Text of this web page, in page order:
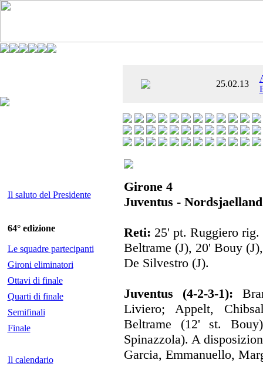
25.02.13
Il saluto del Presidente
64° edizione
Le squadre partecipanti
Gironi eliminatori
Ottavi di finale
Quarti di finale
Semifinali
Finale
Il calendario
Girone 4
Juventus -
Reti: 25' pt. Ruggiero rig.
Beltrame (J), 20' Bouy
De Silvestro (J).
Juventus (4-2-3-1):
Liviero; Appelt,
Beltrame (12' st.
Spinazzola). A
Garcia, Emmanuello,